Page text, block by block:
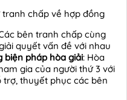
chấp về hợp đồng
bên tranh chấp cùng
quyết vấn đề với nhau
biện pháp hòa giải: Hòa
gia của người thứ 3 với
thuyết phục các bên